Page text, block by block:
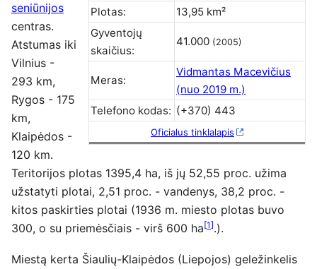
Plotas:
13,95 km²
Gyventojų
skaičius:
41.000 (2005)
Meras:
Vidmantas Macevičius
(nuo 2019 m.)
Telefono kodas: (+370) 443
Oficialus tinklalapis
seniūnijos
centras.
Atstumas iki
Vilnius -
293 km,
Rygos - 175
km,
Klaipėdos -
120 km.
Teritorijos plotas 1395,4 ha, iš jų 52,55 proc. užima
užstatyti plotai, 2,51 proc. - vandenys, 38,2 proc. -
kitos paskirties plotai (1936 m. miesto plotas buvo
300, o su priemėsčiais - virš 600 ha[1].).
Miestą kerta Šiaulių-Klaipėdos (Liepojos) geležinkelis